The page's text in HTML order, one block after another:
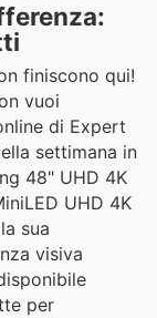
finiscono qui!
vuoi
di Expert
settimana in
48" UHD 4K
UHD 4K
sua
visiva
per